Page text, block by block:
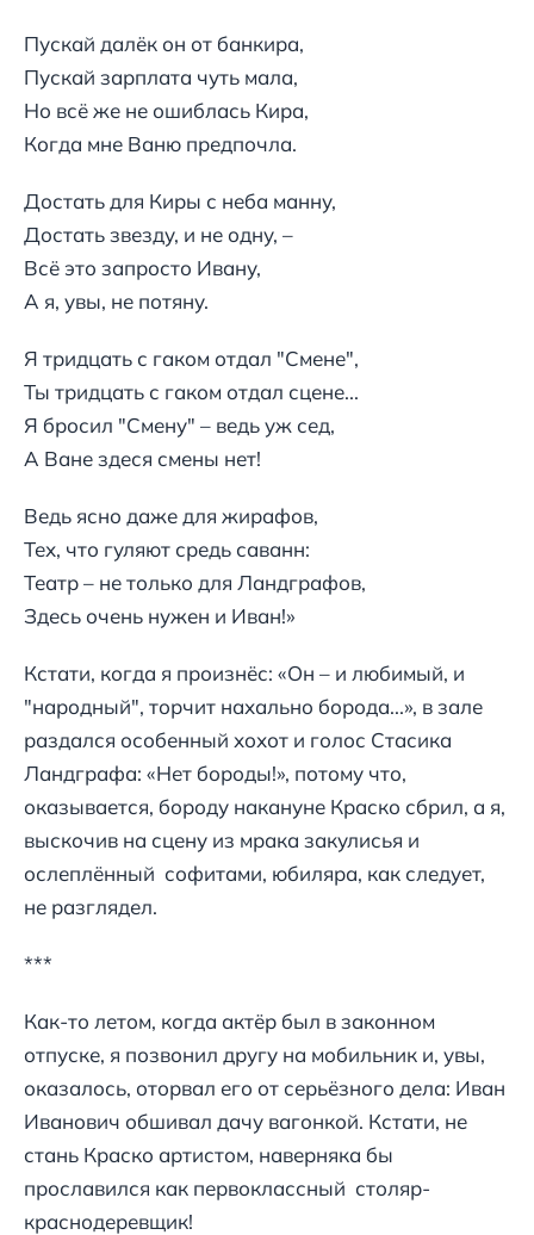
Пускай далёк он от банкира,
Пускай зарплата чуть мала,
Но всё же не ошиблась Кира,
Когда мне Ваню предпочла.
Достать для Киры с неба манну,
Достать звезду, и не одну, –
Всё это запросто Ивану,
А я, увы, не потяну.
Я тридцать с гаком отдал "Смене",
Ты тридцать с гаком отдал сцене...
Я бросил "Смену" – ведь уж сед,
А Ване здеся смены нет!
Ведь ясно даже для жирафов,
Тех, что гуляют средь саванн:
Театр – не только для Ландграфов,
Здесь очень нужен и Иван!»
Кстати, когда я произнёс: «Он – и любимый, и
"народный", торчит нахально борода...», в зале
раздался особенный хохот и голос Стасика
Ландграфа: «Нет бороды!», потому что,
оказывается, бороду накануне Краско сбрил, а я,
выскочив на сцену из мрака закулисья и
ослеплённый софитами, юбиляра, как следует,
не разглядел.
***
Как-то летом, когда актёр был в законном
отпуске, я позвонил другу на мобильник и, увы,
оказалось, оторвал его от серьёзного дела: Иван
Иванович обшивал дачу вагонкой. Кстати, не
стань Краско артистом, наверняка бы
прославился как первоклассный столяр-
краснодеревщик!